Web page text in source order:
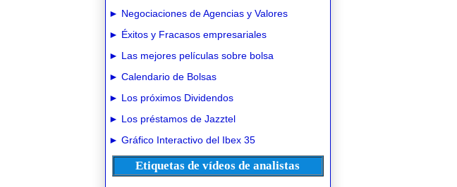
► Negociaciones de Agencias y Valores
► Éxitos y Fracasos empresariales
► Las mejores películas sobre bolsa
► Calendario de Bolsas
► Los próximos Dividendos
► Los préstamos de Jazztel
► Gráfico Interactivo del Ibex 35
Etiquetas de vídeos de analistas